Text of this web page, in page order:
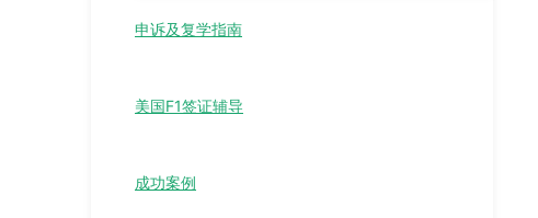
申诉及复学指南
美国F1签证辅导
成功案例